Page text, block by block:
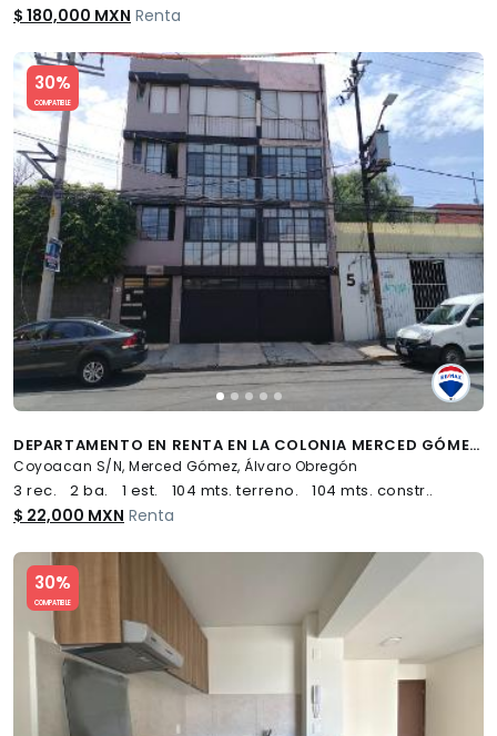
$ 180,000 MXN Renta
30%
COMPATIBLE
Slide 1 of 5
DEPARTAMENTO EN RENTA EN LA COLONIA MERCED GÓMEZ - (34)
Coyoacan S/N, Merced Gómez, Álvaro Obregón
3 rec. 2 ba. 1 est. 104 mts. terreno. 104 mts. constr..
$ 22,000 MXN Renta
30%
COMPATIBLE
Slide 1 of 5